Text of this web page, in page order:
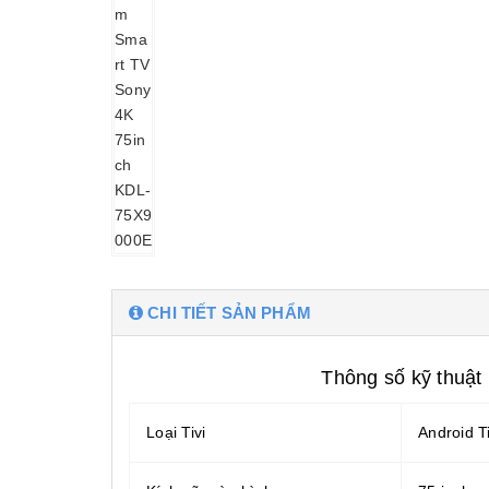
CHI TIẾT SẢN PHẨM
Thông số kỹ thuật
Loại Tivi Android